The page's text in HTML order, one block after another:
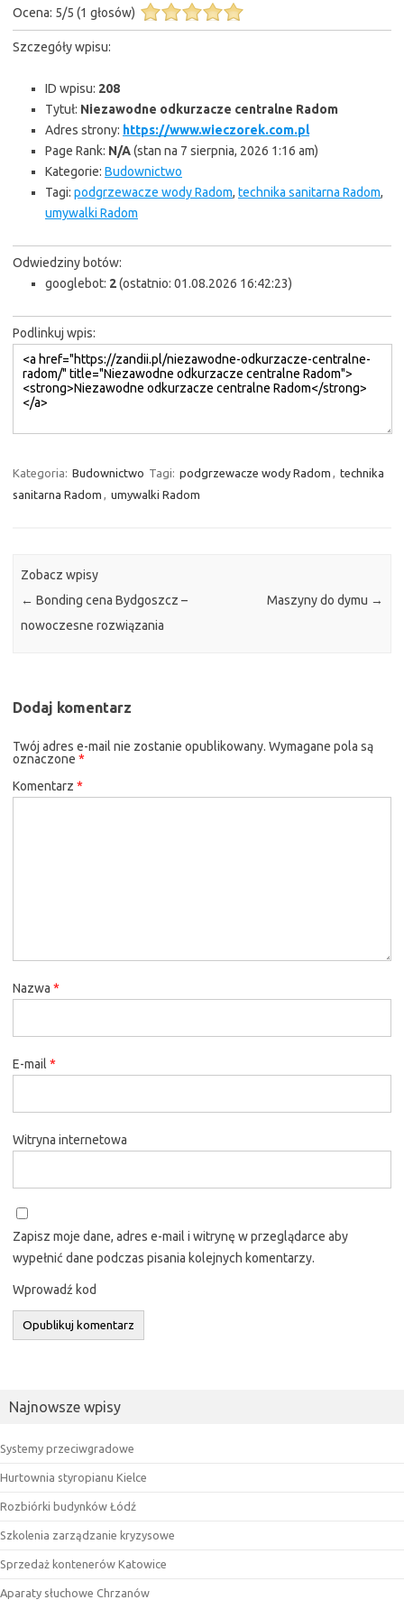
Ocena: 5/5 (1 głosów)
Szczegóły wpisu:
ID wpisu: 208
Tytuł: Niezawodne odkurzacze centralne Radom
Adres strony: https://www.wieczorek.com.pl
Page Rank: N/A(stan na 7 sierpnia, 2026 1:16 am)
Kategorie: Budownictwo
Tagi: podgrzewacze wody Radom, technika sanitarna Radom,
umywalki Radom
Odwiedziny botów:
googlebot: 2(ostatnio: 01.08.2026 16:42:23)
Podlinkuj wpis:
Kategoria: Budownictwo Tagi: podgrzewacze wody Radom , technika
sanitarna Radom , umywalki Radom
Zobacz wpisy
← Bonding cena Bydgoszcz –
nowoczesne rozwiązania
Maszyny do dymu →
Dodaj komentarz
Twój adres e-mail nie zostanie opublikowany. Wymagane pola są
oznaczone *
Komentarz *
Nazwa *
E-mail *
Witryna internetowa
Zapisz moje dane, adres e-mail i witrynę w przeglądarce aby
wypełnić dane podczas pisania kolejnych komentarzy.
Wprowadź kod
Najnowsze wpisy
Systemy przeciwgradowe
Hurtownia styropianu Kielce
Rozbiórki budynków Łódź
Szkolenia zarządzanie kryzysowe
Sprzedaż kontenerów Katowice
Aparaty słuchowe Chrzanów